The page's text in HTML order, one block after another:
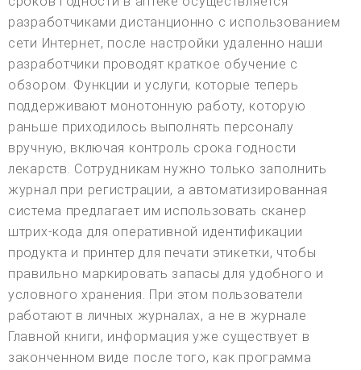
разработчиками дистанционно с использованием
сети Интернет, после настройки удаленно наши
разработчики проводят краткое обучение с
обзором. Функции и услуги, которые теперь
поддерживают монотонную работу, которую
раньше приходилось выполнять персоналу
вручную, включая контроль срока годности
лекарств. Сотрудникам нужно только заполнить
журнал при регистрации, а автоматизированная
система предлагает им использовать сканер
штрих-кода для оперативной идентификации
продукта и принтер для печати этикетки, чтобы
правильно маркировать запасы для удобного и
условного хранения. При этом пользователи
работают в личных журналах, а не в журнале
Главной книги, информация уже существует в
законченном виде после того, как программа